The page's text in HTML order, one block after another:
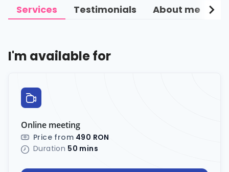
Services Testimonials About me chevron_right
I'm available for
Online meeting
Price from 490 RON
Duration 50 mins